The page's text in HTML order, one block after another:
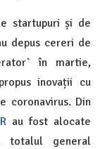
startupuri și de
depus cereri de
în martie,
inovații cu
coronavirus. Din
au fost alocate
totalul general